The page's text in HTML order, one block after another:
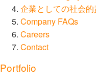
企業としての社会
Company FAQs
Careers
Contact
Portfolio